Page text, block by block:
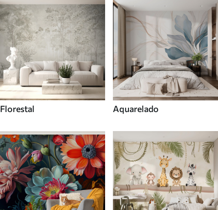
Florestal Aquarelado